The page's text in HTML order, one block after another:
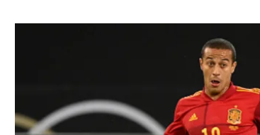
ליגה סינית
ליגה ברזילאית
ליגות נוספות